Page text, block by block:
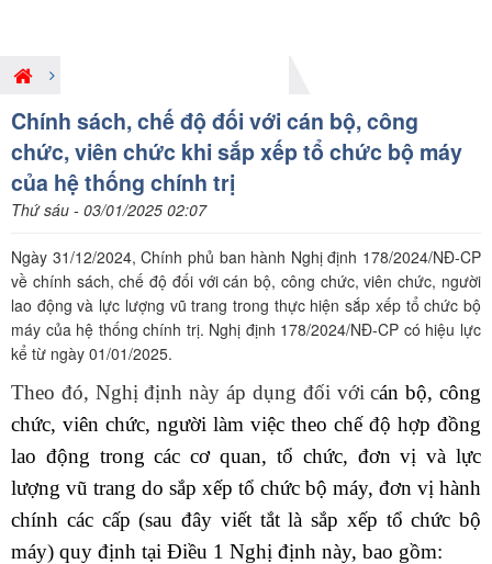
Giới thiệu nội dung pháp luật mới
Chính sách, chế độ đối với cán bộ, công
chức, viên chức khi sắp xếp tổ chức bộ máy
của hệ thống chính trị
Thứ sáu - 03/01/2025 02:07
Ngày 31/12/2024, Chính phủ ban hành Nghị định 178/2024/NĐ-CP
về chính sách, chế độ đối với cán bộ, công chức, viên chức, người
lao động và lực lượng vũ trang trong thực hiện sắp xếp tổ chức bộ
máy của hệ thống chính trị. Nghị định 178/2024/NĐ-CP có hiệu lực
kể từ ngày 01/01/2025.
Theo đó, Nghị định này áp dụng đối với cán bộ, công
chức, viên chức, người làm việc theo chế độ hợp đồng
lao động trong các cơ quan, tổ chức, đơn vị và lực
lượng vũ trang do sắp xếp tổ chức bộ máy, đơn vị hành
chính các cấp (sau đây viết tắt là sắp xếp tổ chức bộ
máy) quy định tại Điều 1 Nghị định này, bao gồm: